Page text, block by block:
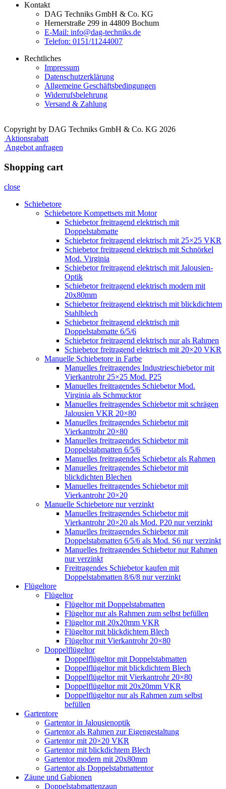
Kontakt
DAG Techniks GmbH & Co. KG
Hernerstraße 299 in 44809 Bochum
E-Mail: info@dag-techniks.de
Telefon: 0151/11244007
Rechtliches
Impressum
Datenschutzerklärung
Allgemeine Geschäftsbedingungen
Widerrufsbelehrung
Versand & Zahlung
Copyright by DAG Techniks GmbH & Co. KG 2026
Aktionsrabatt
Angebot anfragen
Shopping cart
close
Schiebetore
Schiebetore Kompettsets mit Motor
Schiebetor freitragend elektrisch mit
Doppelstabmatte
Schiebetor freitragend elektrisch mit 25×25 VKR
Schiebetor freitragend elektrisch mit Schnörkel
Mod. Virginia
Schiebetor freitragend elektrisch mit Jalousien-
Optik
Schiebetor freitragend elektrisch modern mit
20x80mm
Schiebetor freitragend elektrisch mit blickdichtem
Stahlblech
Schiebetor freitragend elektrisch mit
Doppelstabmatte 6/5/6
Schiebetor freitragend elektrisch nur als Rahmen
Schiebetor freitragend elektrisch mit 20×20 VKR
Manuelle Schiebetore in Farbe
Manuelles freitragendes Industrieschiebetor mit
Vierkantrohr 25×25 Mod. P25
Manuelles freitragendes Schiebetor Mod.
Virginia als Schmucktor
Manuelles freitragendes Schiebetor mit schrägen
Jalousien VKR 20×80
Manuelles freitragendes Schiebetor mit
Vierkantrohr 20×80
Manuelles freitragendes Schiebetor mit
Doppelstabmatten 6/5/6
Manuelles freitragendes Schiebetor als Rahmen
Manuelles freitragendes Schiebetor mit
blickdichten Blechen
Manuelles freitragendes Schiebetor mit
Vierkantrohr 20×20
Manuelle Schiebetore nur verzinkt
Manuelles freitragendes Schiebetor mit
Vierkantrohr 20×20 als Mod. P20 nur verzinkt
Manuelles freitragendes Schiebetor mit
Doppelstabmatten 6/5/6 als Mod. S6 nur verzinkt
Manuelles freitragendes Schiebetor nur Rahmen
nur verzinkt
Freitragendes Schiebetor kaufen mit
Doppelstabmatten 8/6/8 nur verzinkt
Flügeltore
Flügeltor
Flügeltor mit Doppelstabmatten
Flügeltor nur als Rahmen zum selbst befüllen
Flügeltor mit 20x20mm VKR
Flügeltor mit blickdichtem Blech
Flügeltor mit Vierkantrohr 20×80
Doppelflügeltor
Doppelflügeltor mit Doppelstabmatten
Doppelflügeltor mit blickdichtem Blech
Doppelflügeltor mit Vierkantrohr 20×80
Doppelflügeltor mit 20x20mm VKR
Doppelflügeltor nur als Rahmen zum selbst
befüllen
Gartentore
Gartentor in Jalousienoptik
Gartentor als Rahmen zur Eigengestaltung
Gartentor mit 20×20 VKR
Gartentor mit blickdichtem Blech
Gartentor modern mit 20x80mm
Gartentor als Doppelstabmattentor
Zäune und Gabionen
Doppelstabmattenzaun